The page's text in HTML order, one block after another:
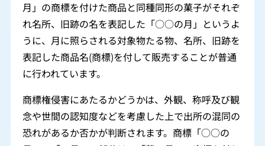
月」の商標を付けた商品と同種同形の菓子がそれぞ
れ名所、旧跡の名を表記した「○○の月」というよ
うに、月に照らされる対象物たる物、名所、旧跡を
表記した商品名(商標)を付して販売することが普通
に行われています。
商標権侵害にあたるかどうかは、外観、称呼及び観
念や世間の認知度などを考慮した上で出所の混同の
恐れがあるか否かが判断されます。商標「○○の